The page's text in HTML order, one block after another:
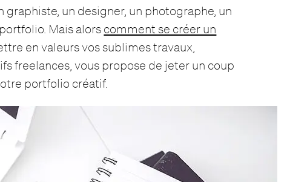
un designer, un photographe, un
Mais alors comment se créer un
en valeurs vos sublimes travaux,
freelances, vous propose de jeter un coup
portfolio créatif.